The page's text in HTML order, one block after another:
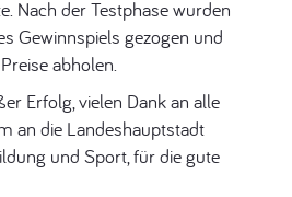
Nach der Testphase wurden
Gewinnspiels gezogen und
abholen.
Erfolg, vielen Dank an alle
an die Landeshauptstadt
und Sport, für die gute